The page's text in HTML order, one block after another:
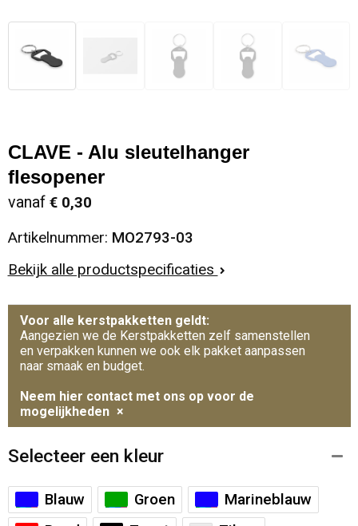
CLAVE - Alu sleutelhanger
flesopener
vanaf € 0,30
Artikelnummer: MO2793-03
Bekijk alle productspecificaties
Voor alle kerstpakketten geldt:
Aangezien we de Kerstpakketten zelf samenstellen
en verpakken kunnen we ook elk pakket aanpassen
naar smaak en budget.
Neem hier contact met ons op voor de
mogelijkheden ×
Selecteer een kleur
Blauw Groen
Marineblauw